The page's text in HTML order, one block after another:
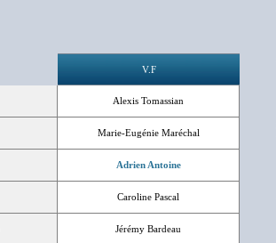
V.F
Alexis Tomassian
Marie-Eugénie Maréchal
Adrien Antoine
Caroline Pascal
Jérémy Bardeau